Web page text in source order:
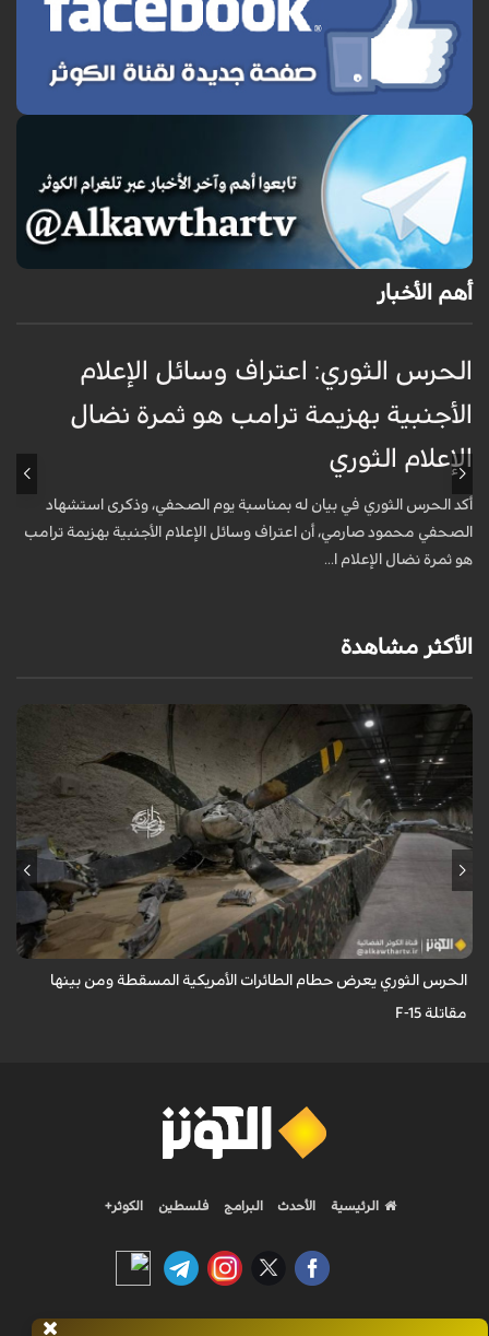
أهم الأخبار
الحرس الثوري: اعتراف وسائل الإعلام
الأجنبية بهزيمة ترامب هو ثمرة نضال
الإعلام الثوري
أكد الحرس الثوري في بيان له بمناسبة يوم الصحفي، وذكرى استشهاد
الصحفي محمود صارمي، أن اعتراف وسائل الإعلام الأجنبية بهزيمة ترامب
هو ثمرة نضال الإعلام ا...
الأكثر مشاهدة
عُرِضت مجموعة كبيرة من بقايا وحطام الطائرات والمسيّرات الأمريكية
والإسرائيلية التي تم إسقاطها واصطيادها من قبل الحرس الثوري.
الحرس الثوري يعرض حطام الطائرات الأمريكية المسقطة ومن بينها
مقاتلة F-15
الرئيسية الأحدث البرامج فلسطين الكوثر+